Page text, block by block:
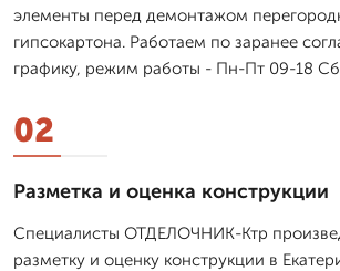
элементы перед демонтажом
гипсокартона. Работаем по заранее
графику, режим работы - Пн-Пт 09-18
02
Разметка и оценка конструкции
Специалисты ОТДЕЛОЧНИК-Ктр
разметку и оценку конструкции в